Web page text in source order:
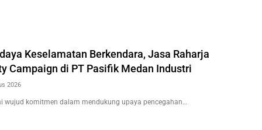
Keselamatan Berkendara, Jasa Raharja
Campaign di PT Pasifik Medan Industri
2026
wujud komitmen dalam mendukung upaya pencegahan…